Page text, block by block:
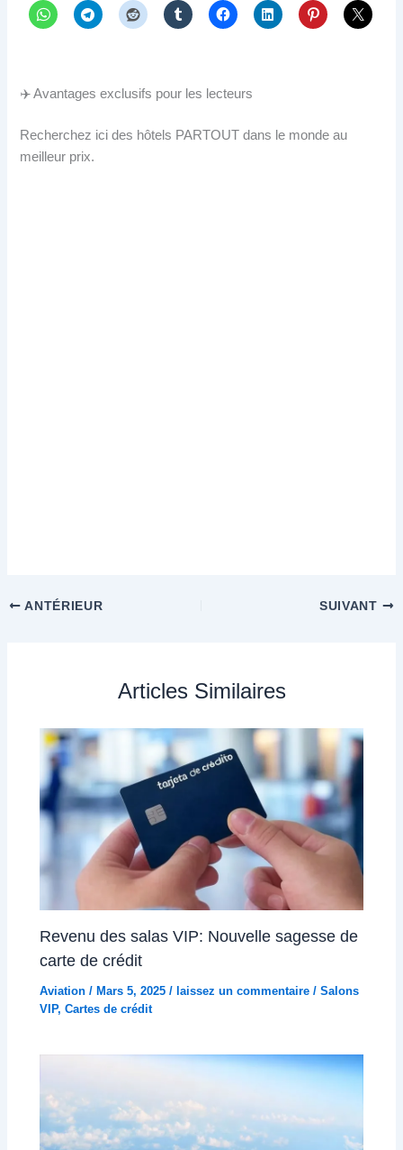
✈️ Avantages exclusifs pour les lecteurs
Recherchez ici des hôtels PARTOUT dans le monde au
meilleur prix.
ANTÉRIEUR SUIVANT
Articles Similaires
Revenu des salas VIP: Nouvelle sagesse de
carte de crédit
Aviation / Mars 5, 2025/ laissez un commentaire /Salons
VIP,Cartes de crédit